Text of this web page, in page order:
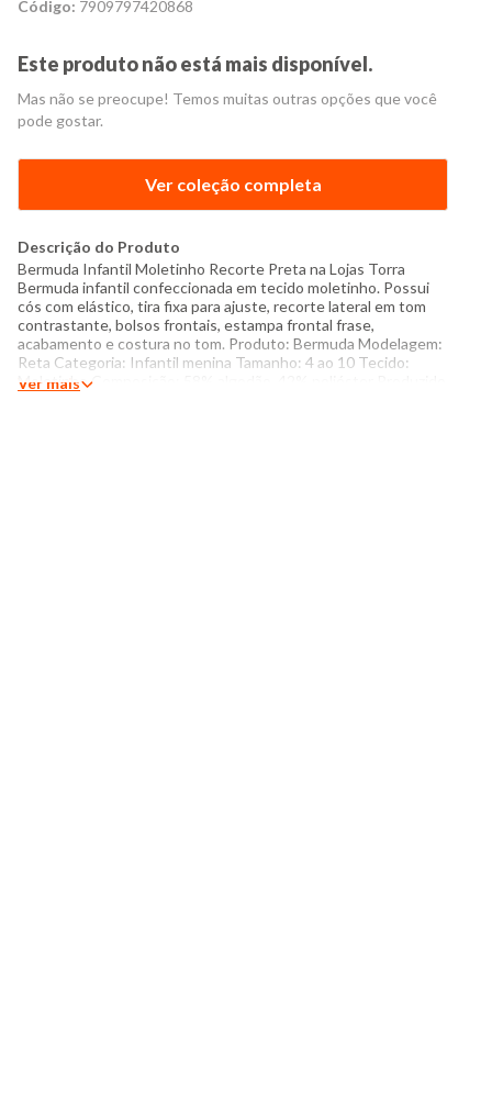
Código: 7909797420868
Este produto não está mais disponível.
Mas não se preocupe! Temos muitas outras opções que você
pode gostar.
Ver coleção completa
Descrição do Produto
Bermuda Infantil Moletinho Recorte Preta na Lojas Torra
Bermuda infantil confeccionada em tecido moletinho. Possui
cós com elástico, tira fixa para ajuste, recorte lateral em tom
contrastante, bolsos frontais, estampa frontal frase,
acabamento e costura no tom. Produto: Bermuda Modelagem:
Reta Categoria: Infantil menina Tamanho: 4 ao 10 Tecido:
Moletinho Composição: 58% algodão, 42% poliéster Produzido
Ver mais